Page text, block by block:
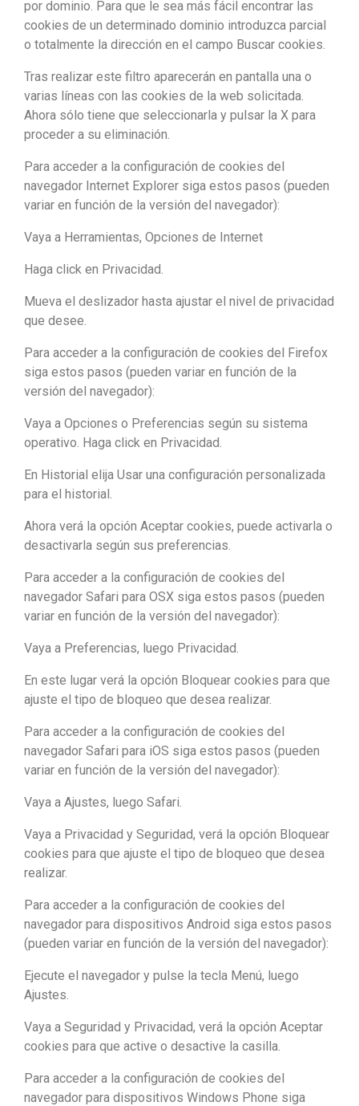
por dominio. Para que le sea más fácil encontrar las
cookies de un determinado dominio introduzca parcial
o totalmente la dirección en el campo Buscar cookies.
Tras realizar este filtro aparecerán en pantalla una o
varias líneas con las cookies de la web solicitada.
Ahora sólo tiene que seleccionarla y pulsar la X para
proceder a su eliminación.
Para acceder a la configuración de cookies del
navegador Internet Explorer siga estos pasos (pueden
variar en función de la versión del navegador):
Vaya a Herramientas, Opciones de Internet
Haga click en Privacidad.
Mueva el deslizador hasta ajustar el nivel de privacidad
que desee.
Para acceder a la configuración de cookies del Firefox
siga estos pasos (pueden variar en función de la
versión del navegador):
Vaya a Opciones o Preferencias según su sistema
operativo. Haga click en Privacidad.
En Historial elija Usar una configuración personalizada
para el historial.
Ahora verá la opción Aceptar cookies, puede activarla o
desactivarla según sus preferencias.
Para acceder a la configuración de cookies del
navegador Safari para OSX siga estos pasos (pueden
variar en función de la versión del navegador):
Vaya a Preferencias, luego Privacidad.
En este lugar verá la opción Bloquear cookies para que
ajuste el tipo de bloqueo que desea realizar.
Para acceder a la configuración de cookies del
navegador Safari para iOS siga estos pasos (pueden
variar en función de la versión del navegador):
Vaya a Ajustes, luego Safari.
Vaya a Privacidad y Seguridad, verá la opción Bloquear
cookies para que ajuste el tipo de bloqueo que desea
realizar.
Para acceder a la configuración de cookies del
navegador para dispositivos Android siga estos pasos
(pueden variar en función de la versión del navegador):
Ejecute el navegador y pulse la tecla Menú, luego
Ajustes.
Vaya a Seguridad y Privacidad, verá la opción Aceptar
cookies para que active o desactive la casilla.
Para acceder a la configuración de cookies del
navegador para dispositivos Windows Phone siga